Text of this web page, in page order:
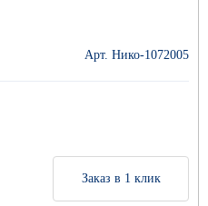
Арт. Нико-1072005
Заказ в 1 клик